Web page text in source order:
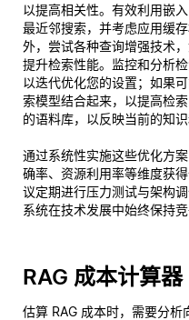
以提高相关性。有效利用嵌
最近邻搜索，并考虑应用缓
外，尝试各种查询增强技术
提升检索性能。监控和分析
以迭代优化您的设置；如果
索模型结合起来，以提高检
的语料库，以反映当前的知识
通过系统性实施这些优化方
确率、资源利用率等维度获
议定期进行压力测试与架构
系统在技术发展中始终保持竞
RAG 成本计算器
估算 RAG 成本时，需要分